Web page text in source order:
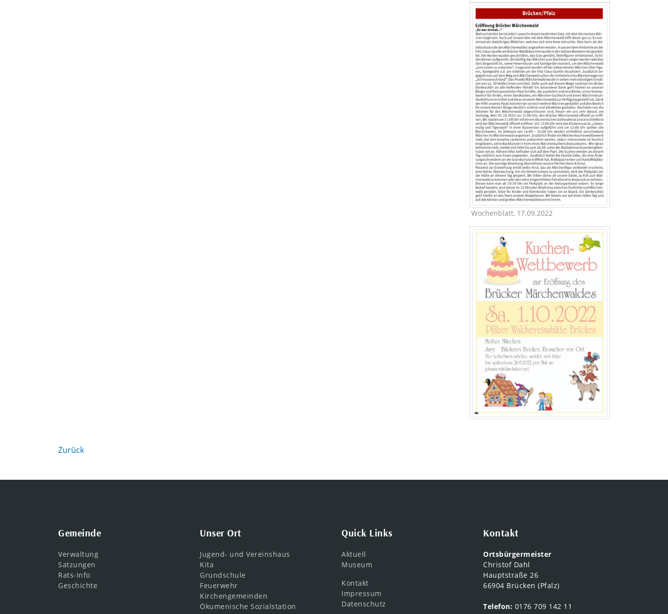
Wochenblatt, 17.09.2022
Zurück
Gemeinde
Verwaltung
Satzungen
Rats-Info
Geschichte
Unser Ort
Jugend- und Vereinshaus
Kita
Grundschule
Feuerwehr
Kirchengemeinden
Ökumenische Sozialstation
Quick Links
Aktuell
Museum
Kontakt
Impressum
Datenschutz
Kontakt
Ortsbürgermeister
Christof Dahl
Hauptstraße 26
66904 Brücken (Pfalz)
Telefon: 0176 709 142 11